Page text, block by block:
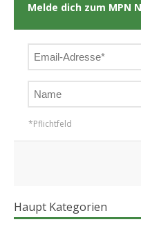
Melde dich zum MPN
*Pflichtfeld
Haupt Kategorien